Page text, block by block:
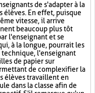
de s'adapter à la
élèves. En effet, puisque
vitesse, il arrive
beaucoup plus tôt
l'enseignant et se
à la longue, pourrait les
l'enseignant
de papier sur
de complexifier la
élèves travaillent en
dans la classe afin de